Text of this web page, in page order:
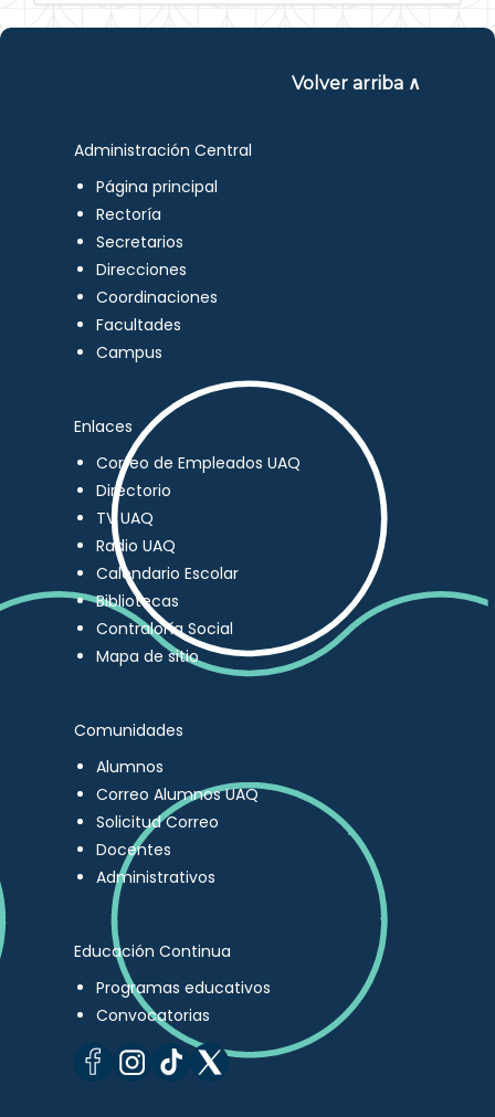
Volver arriba ∧
Administración Central
Página principal
Rectoría
Secretarios
Direcciones
Coordinaciones
Facultades
Campus
Enlaces
Correo de Empleados UAQ
Directorio
TV UAQ
Radio UAQ
Calendario Escolar
Bibliotecas
Contraloría Social
Mapa de sitio
Comunidades
Alumnos
Correo Alumnos UAQ
Solicitud Correo
Docentes
Administrativos
Educación Continua
Programas educativos
Convocatorias